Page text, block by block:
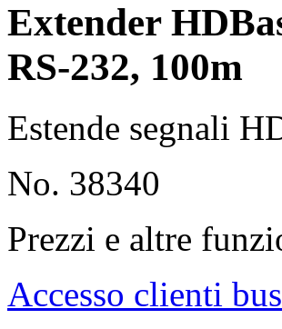
Extender
RS-232, 100m
Estende segnali
No. 38340
Prezzi e altre
Accesso clienti